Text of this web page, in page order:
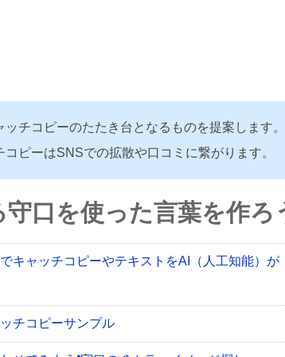
ッチコピーのたたき台となるものを提案します
コピーはSNSでの拡散や口コミに繋がります。
口を使った言葉を作ろ
キャッチコピーやテキストをAI（人工知能）が
チコピーサンプル